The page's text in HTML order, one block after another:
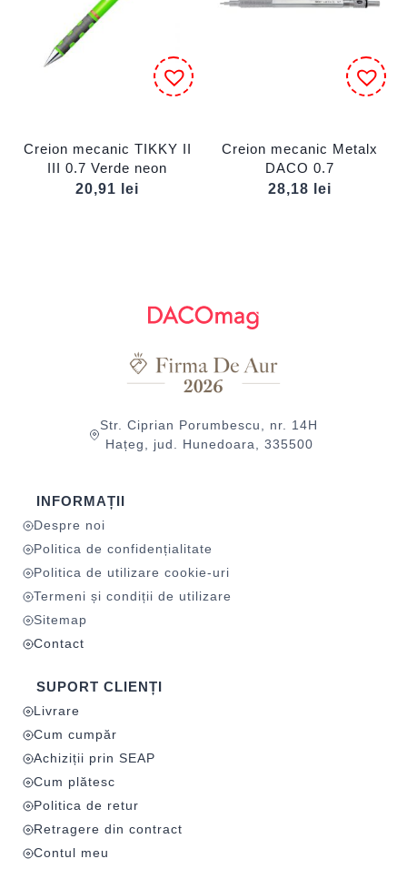
Creion mecanic TIKKY II
III 0.7 Verde neon
20,91
lei
Creion mecanic Metalx
DACO 0.7
28,18
lei
Str. Ciprian Porumbescu, nr. 14H
Hațeg, jud. Hunedoara, 335500
INFORMAȚII
Despre noi
Politica de confidențialitate
Politica de utilizare cookie-uri
Termeni și condiții de utilizare
Sitemap
Contact
SUPORT CLIENȚI
Livrare
Cum cumpăr
Achiziții prin SEAP
Cum plătesc
Politica de retur
Retragere din contract
Contul meu